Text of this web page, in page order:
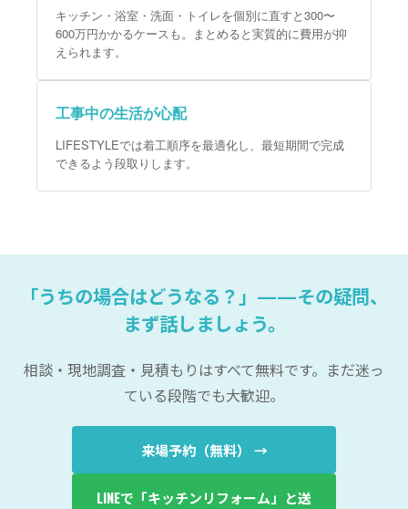
キッチン・浴室・洗面・トイレを個別に直すと300〜
600万円かかるケースも。まとめると実質的に費用が抑
えられます。
工事中の生活が心配
LIFESTYLEでは着工順序を最適化し、最短期間で完成
できるよう段取りします。
「うちの場合はどうなる？」——その疑問、
まず話しましょう。
相談・現地調査・見積もりはすべて無料です。まだ迷っ
ている段階でも大歓迎。
来場予約（無料） →
LINEで「キッチンリフォーム」と送